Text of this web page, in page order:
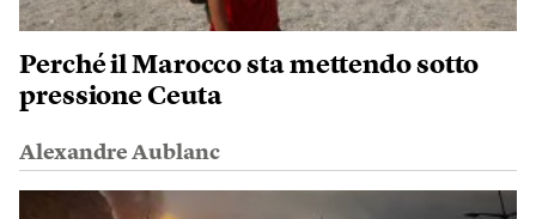
Perché il Marocco sta mettendo sotto
pressione Ceuta
Alexandre Aublanc